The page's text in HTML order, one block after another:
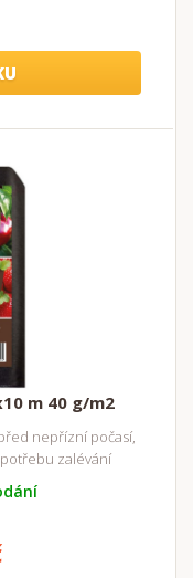
m 40 g/m2
nepřízní počasí,
zalévání